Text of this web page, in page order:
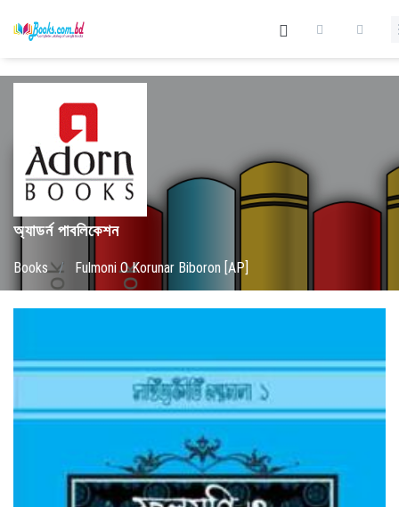
অ্যাডর্ন পাবলিকেশন
Books / Fulmoni O Korunar Biboron [AP]